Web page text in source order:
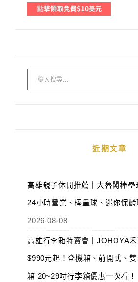
近期文章
高雄親子休閒推薦｜大魯閣棒壘
24小時營業、棒壘球、迷你保齡
2026-08-08
高雄行李箱特賣會｜JOHOYA
$990元起！登機箱、前開式、
箱 20~29吋行李箱優惠一次看！